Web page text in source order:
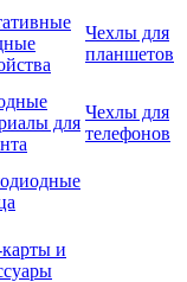
Чехлы для
планшетов
для
Чехлы для
телефонов
и